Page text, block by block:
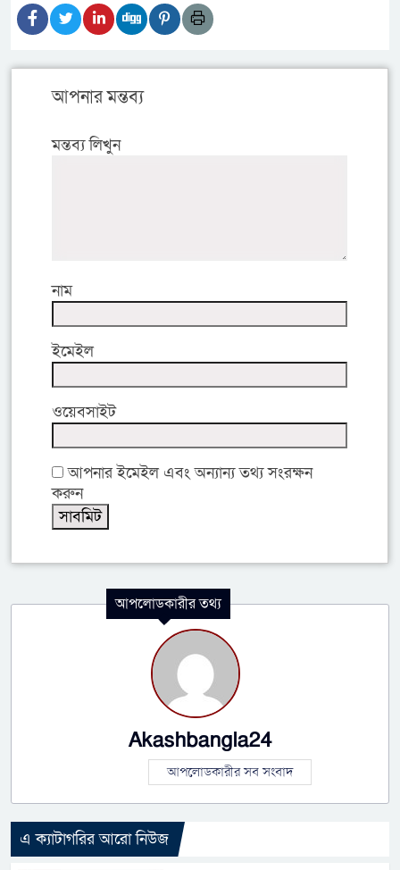
আপনার মন্তব্য
মন্তব্য লিখুন
নাম
ইমেইল
ওয়েবসাইট
আপনার ইমেইল এবং অন্যান্য তথ্য সংরক্ষন
করুন
আপলোডকারীর তথ্য
Akashbangla24
আপলোডকারীর সব সংবাদ
এ ক্যাটাগরির আরো নিউজ